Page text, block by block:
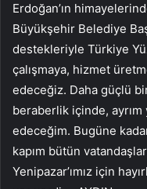
Erdoğan’ın
Büyükşehir Belediye
destekleriyle Türkiye
çalışmaya, hizmet
edeceğiz. Daha güçlü
beraberlik içinde, ayrım
edeceğim. Bugüne
kapım bütün
Yenipazar’ımız için